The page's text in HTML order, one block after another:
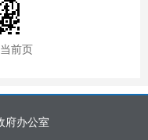
前页
府办公室